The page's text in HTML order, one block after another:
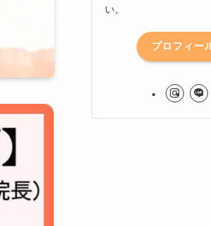
い。
プロフィー